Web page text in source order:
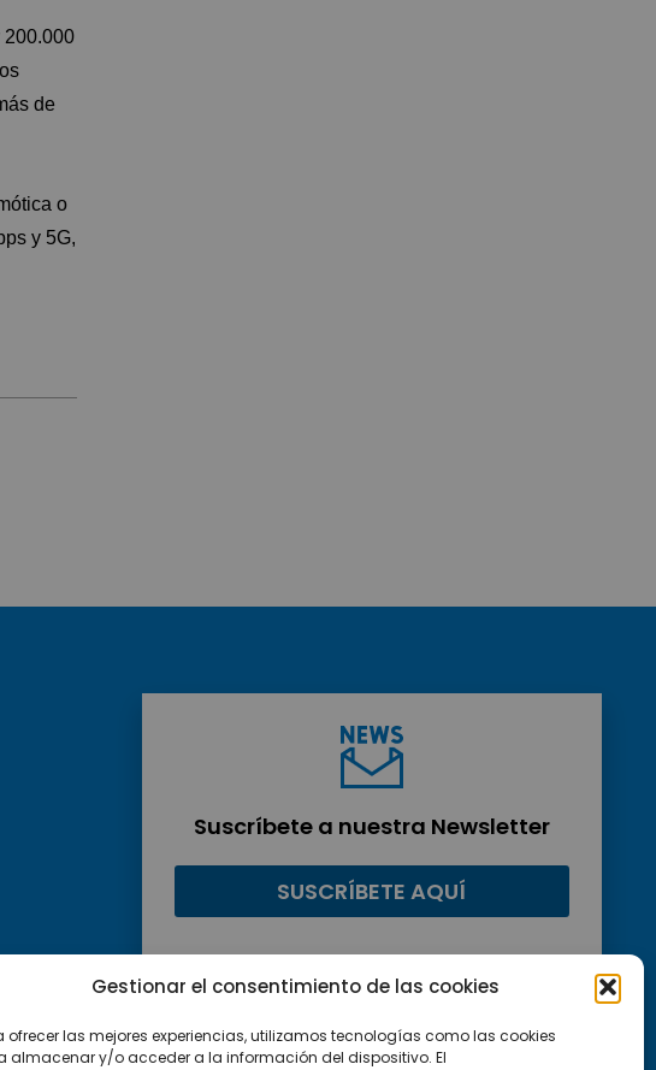
Gestionar el consentimiento de las cookies
ofrecer las mejores experiencias, utilizamos tecnologías como las cookies
almacenar y/o acceder a la información del dispositivo. El
200.000
de
o
y 5G,
Suscríbete a nuestra Newsletter
SUSCRÍBETE AQUÍ